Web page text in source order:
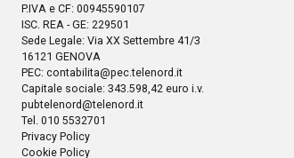
P.IVA e CF: 00945590107
ISC. REA - GE: 229501
Sede Legale: Via XX Settembre 41/3
16121 GENOVA
PEC: contabilita@pec.telenord.it
Capitale sociale: 343.598,42 euro i.v.
pubtelenord@telenord.it
Tel. 010 5532701
Privacy Policy
Cookie Policy